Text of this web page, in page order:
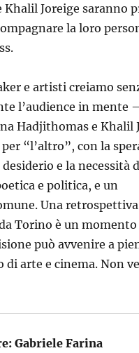
Khalil Joreige saranno
la loro
e artisti creiamo
l’audience in mente –
Hadjithomas e Khalil
“l’altro”, con la
e la necessità
e politica, e un
Una
Torino è un momento
può avvenire a
arte e cinema. Non
Gabriele Farina